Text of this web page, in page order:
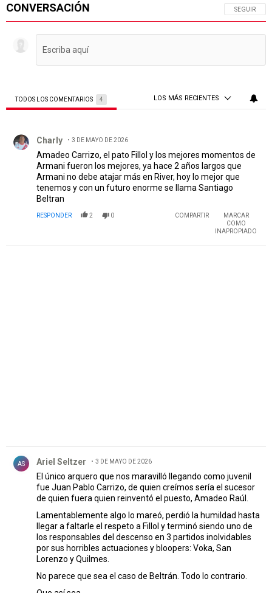
CONVERSACIÓN SIGA ESTA
SEGUIR
TODOS LOS COMENTARIOS 4 LOS MÁS RECIENTES
Charly 3 DE MAYO DE 2026
Amadeo Carrizo, el pato Fillol y los mejores momentos de
Armani fueron los mejores, ya hace 2 años largos que
Armani no debe atajar más en River, hoy lo mejor que
tenemos y con un futuro enorme se llama Santiago
Beltran
RESPONDER 2 0 COMPARTIR
MARCAR
COMO
INAPROPIADO
AS Ariel Seltzer 3 DE MAYO DE 2026
El único arquero que nos maravilló llegando como juvenil
fue Juan Pablo Carrizo, de quien creímos sería el sucesor
de quien fuera quien reinventó el puesto, Amadeo Raúl.
Lamentablemente algo lo mareó, perdió la humildad hasta
llegar a faltarle el respeto a Fillol y terminó siendo uno de
los responsables del descenso en 3 partidos inolvidables
por sus horribles actuaciones y bloopers: Voka, San
Lorenzo y Quilmes.
No parece que sea el caso de Beltrán. Todo lo contrario.